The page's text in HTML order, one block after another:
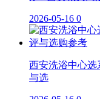
2026-05-16 0
西安洗浴中心
与选